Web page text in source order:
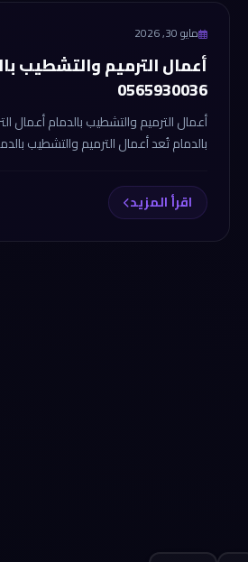
مايو 30, 2026
أعمال الترميم والتشطيب
0565930036
أعمال الترميم والتشطيب بالدمام أعمال
بالدمام تُعد أعمال الترميم والتشطيب
اقرأ المزيد